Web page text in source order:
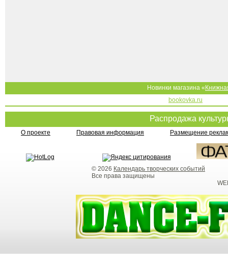
Новинки магазина «
bookovka.ru
Распродажа
О проекте Правовая информация Размещение
© 2026 Календарь творческих событий
Все права защищены